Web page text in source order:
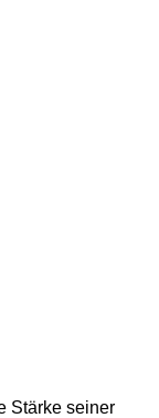
Stärke seiner